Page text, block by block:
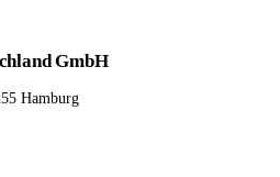
GmbH
Hamburg